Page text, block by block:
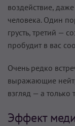
воздействие,
человека. Один
грусть, третий —
пробудит в вас
Очень редко
выражающие
взгляд — а только
Эффект